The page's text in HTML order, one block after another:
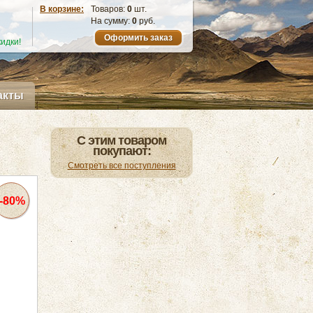
В корзине: Товаров: 0 шт.
На сумму: 0 руб.
Оформить заказ
80%
С этим товаром
покупают:
Смотреть все поступления